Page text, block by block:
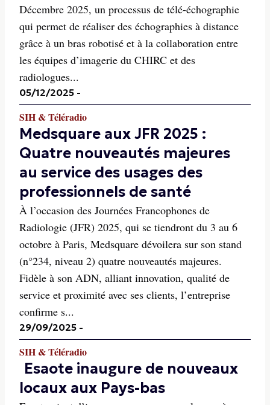
Décembre 2025, un processus de télé-échographie
qui permet de réaliser des échographies à distance
grâce à un bras robotisé et à la collaboration entre
les équipes d’imagerie du CHIRC et des
radiologues...
05/12/2025 -
SIH & Téléradio
Medsquare aux JFR 2025 :
Quatre nouveautés majeures
au service des usages des
professionnels de santé
À l’occasion des Journées Francophones de
Radiologie (JFR) 2025, qui se tiendront du 3 au 6
octobre à Paris, Medsquare dévoilera sur son stand
(n°234, niveau 2) quatre nouveautés majeures.
Fidèle à son ADN, alliant innovation, qualité de
service et proximité avec ses clients, l’entreprise
confirme s...
29/09/2025 -
SIH & Téléradio
Esaote inaugure de nouveaux
locaux aux Pays-bas